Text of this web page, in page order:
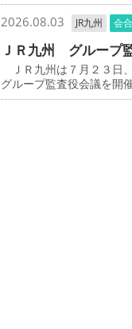
2026.08.03 JR九州 会
ＪＲ九州 グループ
ＪＲ九州は７月２３日
グループ監査役会議を開催